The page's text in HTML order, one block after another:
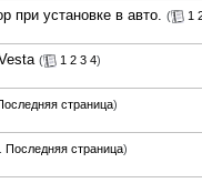
при установке в авто. ( 1
( 1 2 3 4)
страница)
Последняя страница)